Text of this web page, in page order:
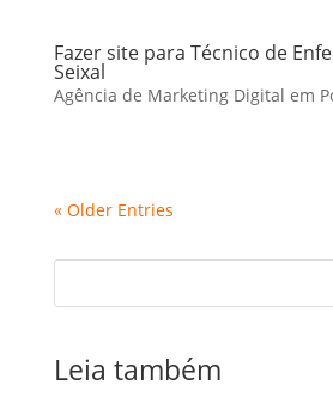
Fazer site para Técnico de
Seixal
Agência de Marketing Digital em
« Older Entries
Leia também